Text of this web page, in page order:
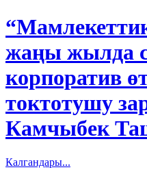
жаңы жылда
корпоратив
токтотушу
Камчыбек
Калгандары...